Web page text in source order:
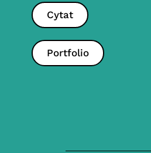
Cytat
Portfolio